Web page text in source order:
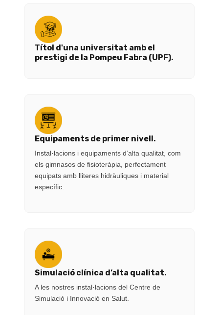
Títol d'una universitat amb el
prestigi de la Pompeu Fabra (UPF).
Equipaments de primer nivell.
Instal·lacions i equipaments d’alta qualitat, com
els gimnasos de fisioteràpia, perfectament
equipats amb lliteres hidràuliques i material
específic.
Simulació clínica d’alta qualitat.
A les nostres instal·lacions del Centre de
Simulació i Innovació en Salut.